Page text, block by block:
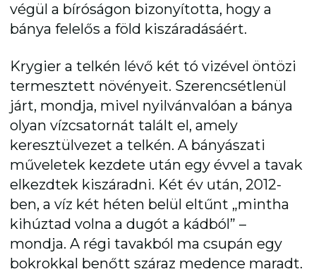
végül a bíróságon bizonyította, hogy a
bánya felelős a föld kiszáradásáért.
Krygier a telkén lévő két tó vizével öntözi
termesztett növényeit. Szerencsétlenül
járt, mondja, mivel nyilvánvalóan a bánya
olyan vízcsatornát talált el, amely
keresztülvezet a telkén. A bányászati
műveletek kezdete után egy évvel a tavak
elkezdtek kiszáradni. Két év után, 2012-
ben, a víz két héten belül eltűnt „mintha
kihúztad volna a dugót a kádból” –
mondja. A régi tavakból ma csupán egy
bokrokkal benőtt száraz medence maradt.